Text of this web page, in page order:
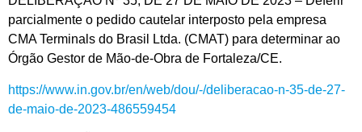
parcialmente o pedido cautelar interposto pela empresa
CMA Terminals do Brasil Ltda. (CMAT) para determinar ao
Órgão Gestor de Mão-de-Obra de Fortaleza/CE.
https://www.in.gov.br/en/web/dou/-/deliberacao-n-35-de-27-
de-maio-de-2023-486559454